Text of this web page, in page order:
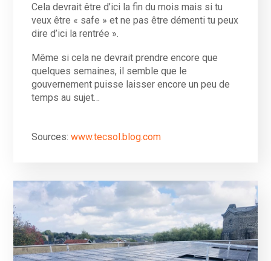
Cela devrait être d’ici la fin du mois mais si tu
veux être « safe » et ne pas être démenti tu peux
dire d’ici la rentrée ».
Même si cela ne devrait prendre encore que
quelques semaines, il semble que le
gouvernement puisse laisser encore un peu de
temps au sujet…
Sources:www.tecsol.blog.com